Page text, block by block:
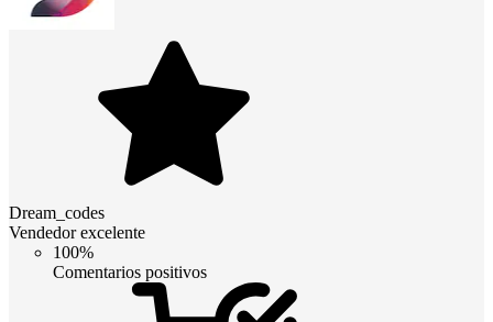
Dream_codes
Vendedor excelente
100%
Comentarios positivos